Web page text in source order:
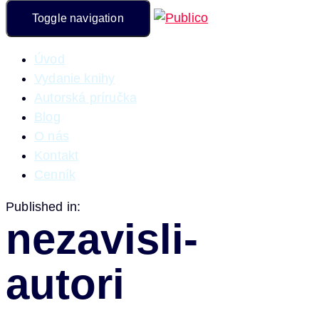
Toggle navigation
Úvod
Vydanie knihy
Autorská príručka
Blog
O nás
Kontakt
Cenník
Published in:
nezavisli-
autori